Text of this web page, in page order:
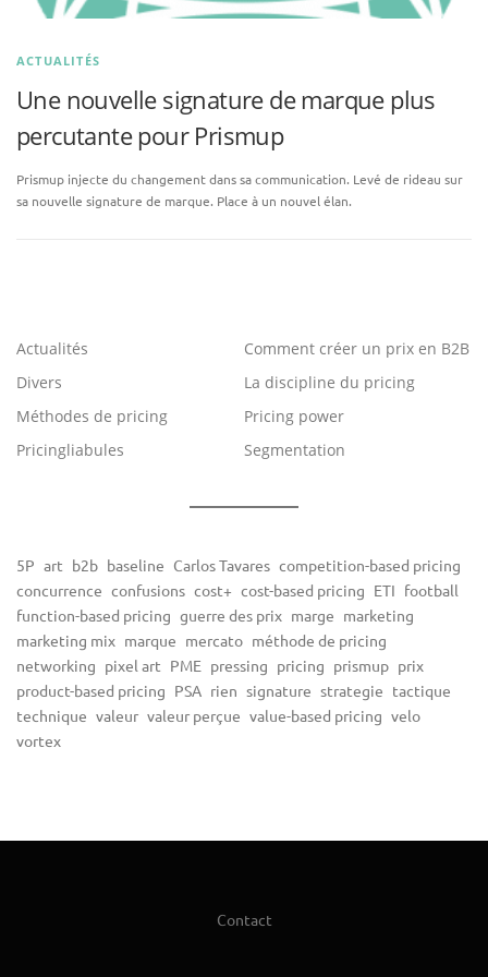
ACTUALITÉS
Une nouvelle signature de marque plus
percutante pour Prismup
Prismup injecte du changement dans sa communication. Levé de rideau sur
sa nouvelle signature de marque. Place à un nouvel élan.
Actualités
Comment créer un prix en B2B
Divers
La discipline du pricing
Méthodes de pricing
Pricing power
Pricingliabules
Segmentation
5P art b2b baseline Carlos Tavares competition-based pricing
concurrence confusions cost+ cost-based pricing ETI football
function-based pricing guerre des prix marge marketing
marketing mix marque mercato méthode de pricing
networking pixel art PME pressing pricing prismup prix
product-based pricing PSA rien signature strategie tactique
technique valeur valeur perçue value-based pricing velo
vortex
Contact